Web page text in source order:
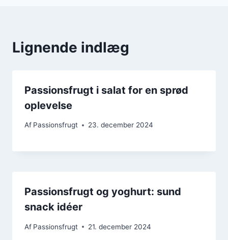
Lignende indlæg
Passionsfrugt i salat for en sprød
oplevelse
Af Passionsfrugt 23. december 2024
Passionsfrugt og yoghurt: sund
snack idéer
Af Passionsfrugt 21. december 2024